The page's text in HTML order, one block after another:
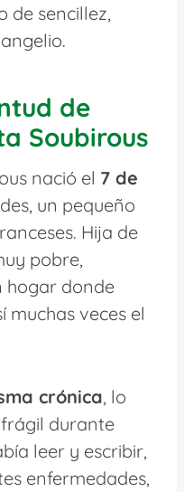
de sencillez,
de
Soubirous
nació el 7 de
un pequeño
Hija de
pobre,
hogar donde
muchas veces el
crónica, lo
durante
leer y escribir,
enfermedades,